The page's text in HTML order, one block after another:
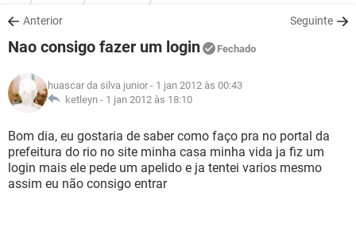
OUTLOOK
INSTAGRAM GMAIL
GUIA DE COMPRAS
JOGOS
INSTAGRAM GMAIL
DOWNLOADS
JOGOS WHATSAPP
CELULAR
OUTLOOK EXCEL
INSTAGRAM GMAIL
GUIA DE COMPRAS
JOGOS WHATSAPP
OUTLOOK EXCEL
INSTAGRAM GMAIL
GLOSSÁRIO
JOGOS WHATSAPP
CELULAR FACEBOOK
OUTLOOK
Anterior Seguinte
Nao consigo fazer um login Fechado
huascar da silva junior - 1 jan 2012 às 00:43
ketleyn - 1 jan 2012 às 18:10
Bom dia, eu gostaria de saber como faço pra no portal da
prefeitura do rio no site minha casa minha vida ja fiz um
login mais ele pede um apelido e ja tentei varios mesmo
assim eu não consigo entrar